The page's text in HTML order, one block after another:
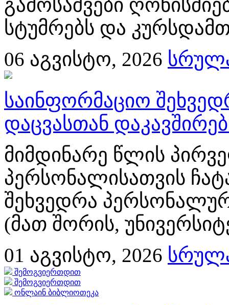
გამოსაშვები
სტუმრებს და
06 აგვისტო, 2026
საინფორმაციო
დაცვასთან
მიმდინარე წლის
პერსონალისათვის
შეხვედრა
(მათ შორის,
01 აგვისტო, 2026
შემოგვიერთდით
შემოგვიერთდით
ონლაინ ბიბლიოთეკა